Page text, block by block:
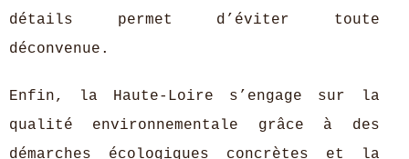
détails permet d’éviter toute
déconvenue.
Enfin, la Haute-Loire s’engage sur la
qualité environnementale grâce à des
démarches écologiques concrètes et la